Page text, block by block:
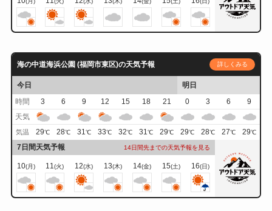
海の中道海浜公園 (福岡市東区)の天気予報 詳しくみる
今日
明日
時間
3 6 9 12 15 18 21 0 3 6
9
天気
気温 29℃ 28℃ 31℃ 33℃ 32℃ 31℃ 29℃ 29℃ 28℃ 27℃ 29℃
7日間天気予報 14日間先までの天気予報を見る
10(月) 11(火) 12(水) 13(木) 14(金) 15(土) 16(日)